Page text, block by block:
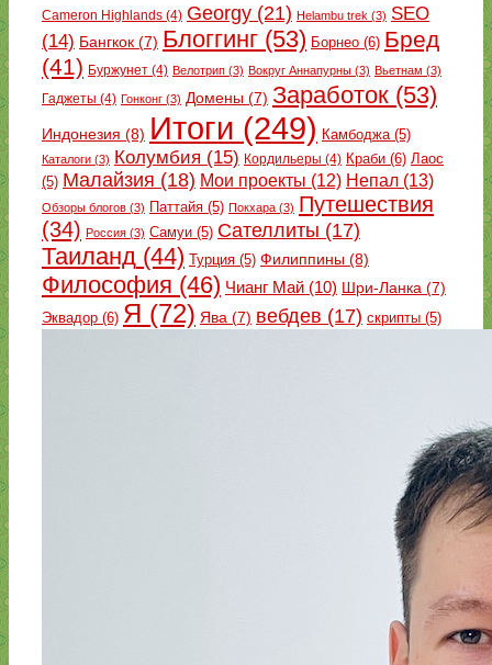
Cameron Highlands (4) Georgy (21) Helambu trek (3) SEO
(14) Бангкок (7) Блоггинг (53) Борнео (6) Бред
(41) Буржунет (4) Велотрип (3) Вокруг Аннапурны (3) Вьетнам (3)
Гаджеты (4) Гонконг (3) Домены (7) Заработок (53)
Индонезия (8) Итоги (249) Камбоджа(5)
Каталоги (3) Колумбия (15) Кордильеры (4) Краби (6) Лаос
(5) Малайзия (18) Мои проекты (12) Непал (13)
Обзоры блогов (3) Паттайя (5) Покхара (3) Путешествия
(34) Россия (3) Самуи (5) Сателлиты (17)
Таиланд (44) Турция (5) Филиппины (8)
Философия (46) Чианг Май (10) Шри-Ланка (7)
Эквадор (6) Я (72) Ява (7) вебдев (17) скрипты (5)